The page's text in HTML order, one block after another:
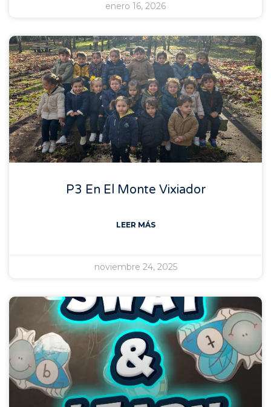
enero 16, 2026
P3 En El Monte Vixiador
LEER MÁS
noviembre 24, 2025